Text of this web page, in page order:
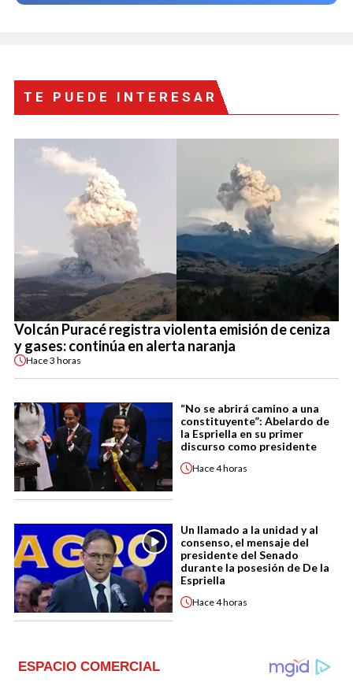
TE PUEDE INTERESAR
Volcán Puracé registra violenta emisión de ceniza
y gases: continúa en alerta naranja
Hace3 horas
“No se abrirá camino a una
constituyente”: Abelardo de
la Espriella en su primer
discurso como presidente
Hace4 horas
Un llamado a la unidad y al
consenso, el mensaje del
presidente del Senado
durante la posesión de De la
Espriella
Hace4 horas